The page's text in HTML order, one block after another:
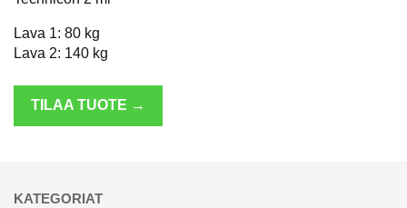
Lava 1: 80 kg
Lava 2: 140 kg
TILAA TUOTE →
KATEGORIAT